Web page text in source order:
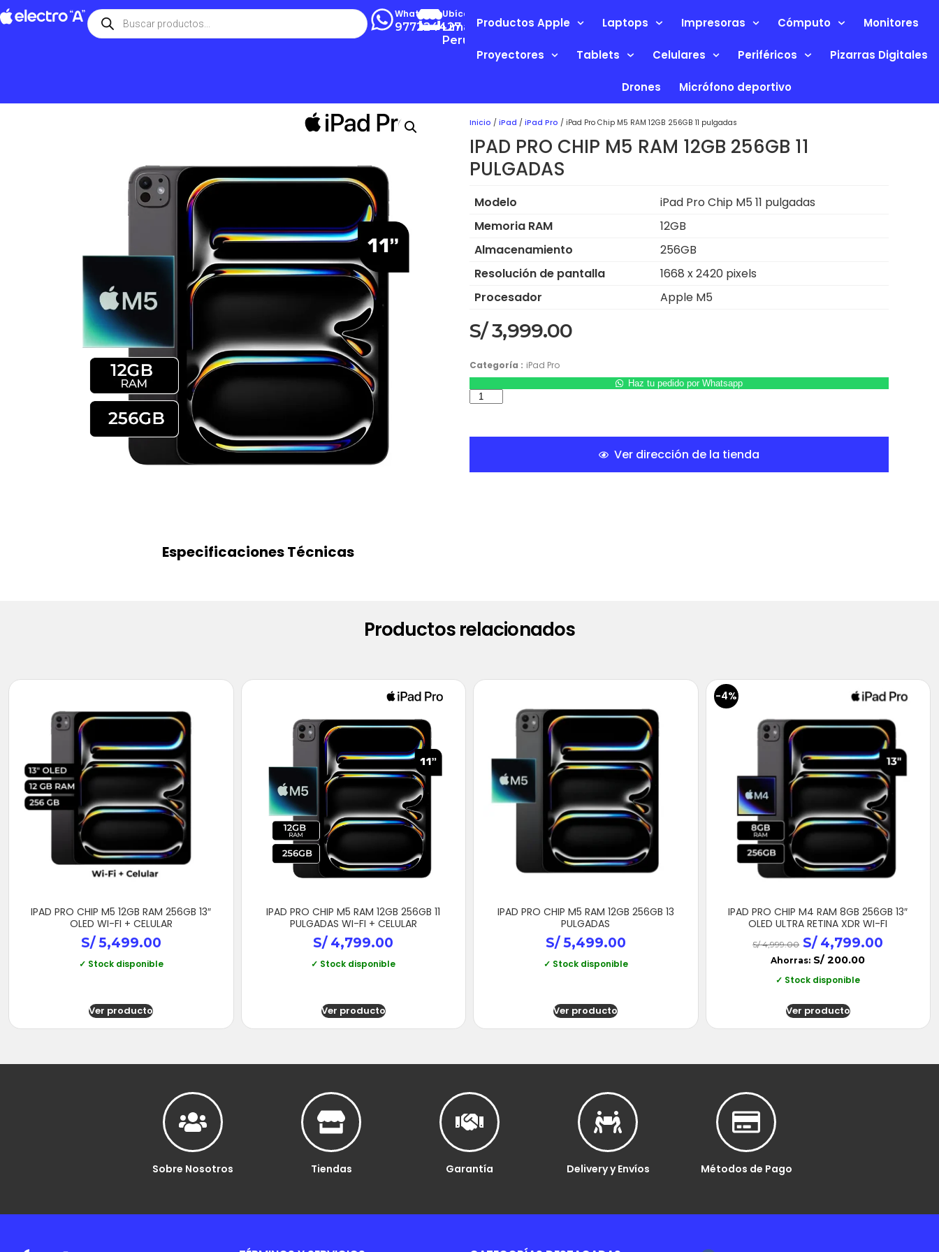
Whatsapp
977224427
Ubícanos
Lima-
Perú
Productos Apple Laptops Impresoras Cómputo Monitores
Proyectores Tablets Celulares Periféricos Pizarras Digitales
Drones Micrófono deportivo
Inicio / iPad / iPad Pro / iPad Pro Chip M5 RAM 12GB 256GB 11 pulgadas
IPAD PRO CHIP M5 RAM 12GB 256GB 11
PULGADAS
Modelo
iPad Pro Chip M5 11 pulgadas
Memoria RAM
12GB
Almacenamiento
256GB
Resolución de pantalla
1668 x 2420 pixels
Procesador
Apple M5
S/3,999.00
Categoría : iPad Pro
Haz tu pedido por Whatsapp
Ver dirección de la tienda
Especificaciones Técnicas
Productos relacionados
IPAD PRO CHIP M5 12GB RAM 256GB 13″
OLED WI-FI + CELULAR
S/5,499.00
✓ Stock disponible
Ver producto
IPAD PRO CHIP M5 RAM 12GB 256GB 11
PULGADAS WI-FI + CELULAR
S/4,799.00
✓ Stock disponible
Ver producto
IPAD PRO CHIP M5 RAM 12GB 256GB 13
PULGADAS
S/5,499.00
✓ Stock disponible
Ver producto
-4%
IPAD PRO CHIP M4 RAM 8GB 256GB 13″
OLED ULTRA RETINA XDR WI-FI
S/4,999.00 S/4,799.00
Ahorras: S/ 200.00
✓ Stock disponible
Ver producto
Sobre Nosotros Tiendas Garantía Delivery y Envíos Métodos de Pago